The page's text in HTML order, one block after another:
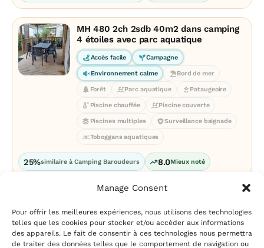
Manage Consent
Pour offrir les meilleures expériences, nous utilisons des technologies
telles que les cookies pour stocker et/ou accéder aux informations
des appareils. Le fait de consentir à ces technologies nous permettra
de traiter des données telles que le comportement de navigation ou
MH 480 2ch 2sdb 40m2 dans camping
4 étoiles avec parc aquatique
Accès facile Campagne
Environnement calme Bord de mer
Forêt Parc aquatique Pataugeoire
Piscine chauffée Piscine couverte
Piscines multiples Surveillance baignade
Toboggans aquatiques
25%similaire à Camping Baroudeurs 8.0Mieux noté